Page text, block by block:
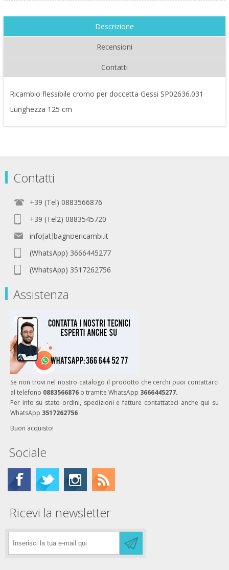
Descrizione
Recensioni
Contatti
Ricambio flessibile cromo per doccetta Gessi SP02636.031
Lunghezza 125 cm
Contatti
+39 (Tel) 0883566876
+39 (Tel2) 0883545720
info[at]bagnoericambi.it
(WhatsApp) 3666445277
(WhatsApp) 3517262756
Assistenza
Se non trovi nel nostro catalogo il prodotto che cerchi puoi contattarci
al telefono 0883566876 o tramite WhatsApp 3666445277.
Per info su stato ordini, spedizioni e fatture contattateci anche qui su
WhatsApp 3517262756
Buon acquisto!
Sociale
Ricevi la newsletter